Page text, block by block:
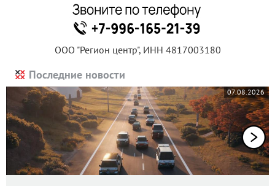
ООО "Регион центр", ИНН 4817003180
Последние новости
07.08.2026